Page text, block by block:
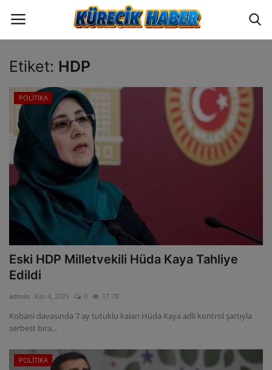
Oturum
ANA SAYFA
GÜNCEL
POLİTİKA
EKONOMİ
YAZARLAR
BİLİM VE TEKNOLOJİ
ULUSLARARASI
SAĞLIK VE YAŞAM TARZI
YEMEK
Etiket: HDP
POLİTİKA
Eski HDP Milletvekili Hüda Kaya Tahliye
Edildi
admin Kas 4, 2025 0 17.7B
Kobani davasında 7 ay tutuklu kalan Hüda Kaya adli kontrol şartıyla
serbest bıra...
POLİTİKA